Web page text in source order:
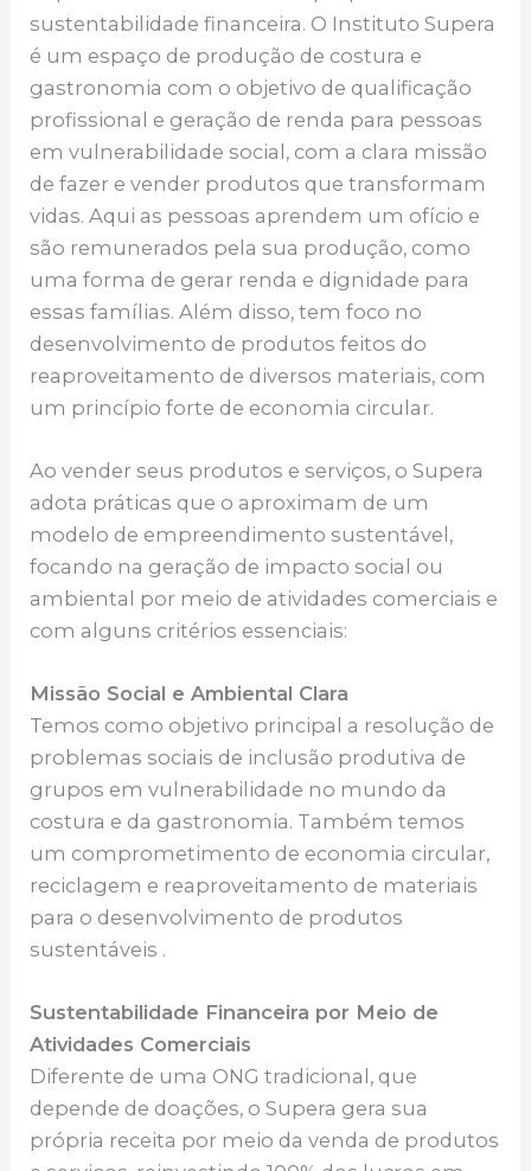
sustentabilidade financeira. O Instituto Supera
é um espaço de produção de costura e
gastronomia com o objetivo de qualificação
profissional e geração de renda para pessoas
em vulnerabilidade social, com a clara missão
de fazer e vender produtos que transformam
vidas. Aqui as pessoas aprendem um ofício e
são remunerados pela sua produção, como
uma forma de gerar renda e dignidade para
essas famílias. Além disso, tem foco no
desenvolvimento de produtos feitos do
reaproveitamento de diversos materiais, com
um princípio forte de economia circular.
Ao vender seus produtos e serviços, o Supera
adota práticas que o aproximam de um
modelo de empreendimento sustentável,
focando na geração de impacto social ou
ambiental por meio de atividades comerciais e
com alguns critérios essenciais:
Missão Social e Ambiental Clara
Temos como objetivo principal a resolução de
problemas sociais de inclusão produtiva de
grupos em vulnerabilidade no mundo da
costura e da gastronomia. Também temos
um comprometimento de economia circular,
reciclagem e reaproveitamento de materiais
para o desenvolvimento de produtos
sustentáveis .
Sustentabilidade Financeira por Meio de
Atividades Comerciais
Diferente de uma ONG tradicional, que
depende de doações, o Supera gera sua
própria receita por meio da venda de produtos